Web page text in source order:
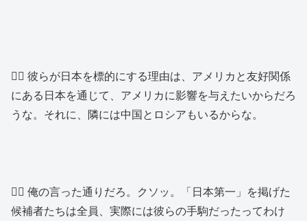
👱‍♂️ 彼らが日本を標的にする理由は、アメリカと友好関係
にある日本を通じて、アメリカに影響を与えたいからだろ
うな。それに、隣には中国とロシアもいるからな。
👱‍♂️ 俺の言った通りだろ。クソッ。「日本第一」を掲げた
候補者たちは全員、実際には彼らの手駒だったってわけ